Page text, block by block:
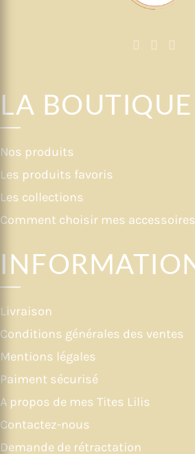
LA BOUTIQUE
Nos produits
Les produits favoris
Les collections
Comment choisir mes
Livraison
Conditions générales des ventes
Mentions légales
Paiment sécurisé
A propos de mes Tites Lilis
Contactez-nous
Demande de rétractation